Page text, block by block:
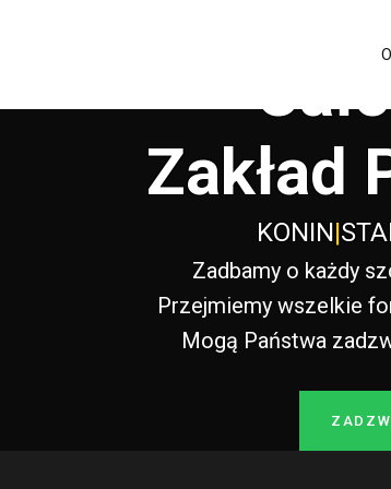
Zakład
KONIN|
Zadbamy o każdy
Przejmiemy wszelkie
Mogą Państwa